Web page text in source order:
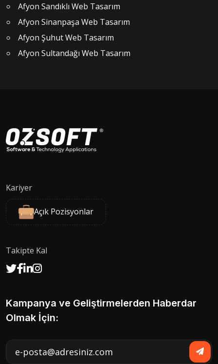
Afyon Sandıklı Web Tasarım
Afyon Sinanpaşa Web Tasarım
Afyon Şuhut Web Tasarım
Afyon Sultandağı Web Tasarım
Kariyer
Açık Pozisyonlar
Takipte Kal
Kampanya ve Geliştirmelerden Haberdar
Olmak İçin: